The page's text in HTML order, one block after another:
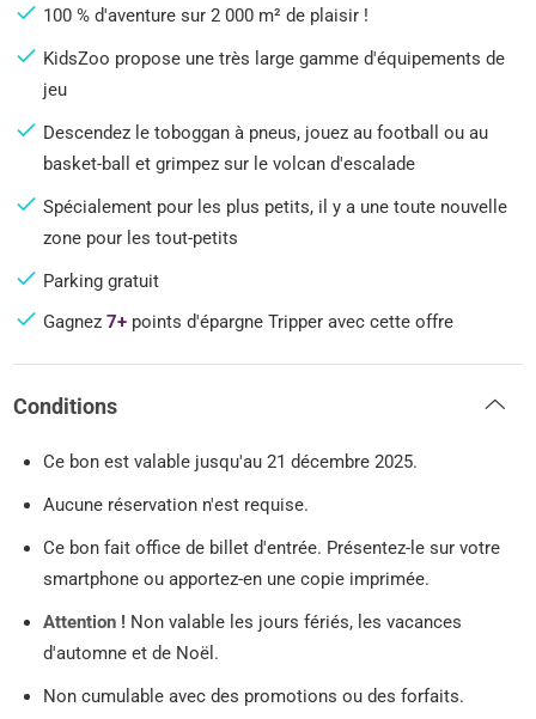
100 % d'aventure sur 2 000 m² de plaisir !
KidsZoo propose une très large gamme d'équipements de
jeu
Descendez le toboggan à pneus, jouez au football ou au
basket-ball et grimpez sur le volcan d'escalade
Spécialement pour les plus petits, il y a une toute nouvelle
zone pour les tout-petits
Parking gratuit
Gagnez7+ points d'épargne Tripper avec cette offre
Conditions
Ce bon est valable jusqu'au 21 décembre 2025.
Aucune réservation n'est requise.
Ce bon fait office de billet d'entrée. Présentez-le sur votre
smartphone ou apportez-en une copie imprimée.
Attention ! Non valable les jours fériés, les vacances
d'automne et de Noël.
Non cumulable avec des promotions ou des forfaits.